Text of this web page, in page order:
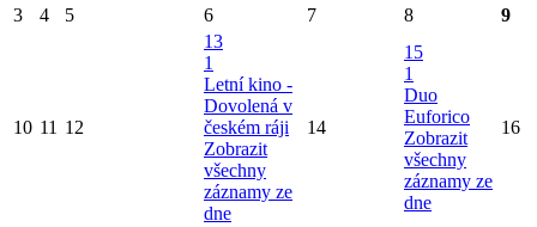
3 4 5 6 7 8 9
10 11 12
13
1
Letní kino -
Dovolená v
českém ráji
Zobrazit
všechny
záznamy ze
dne
14
15
1
Duo
Euforico
Zobrazit
všechny
záznamy ze
dne
16